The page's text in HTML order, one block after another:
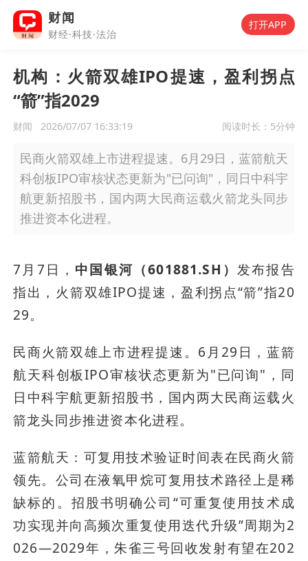
财闻
财经·科技·法治
打开APP
机构：火箭双雄IPO提速，盈利拐点
“箭”指2029
财闻 2026/07/07 16:33:19 阅读时长： 5分钟
民商火箭双雄上市进程提速。6月29日，蓝箭航天
科创板IPO审核状态更新为"已问询"，同日中科宇
航更新招股书，国内两大民商运载火箭龙头同步
推进资本化进程。
7月7日， 中国银河（601881.SH）发布报告
指出，火箭双雄IPO提速，盈利拐点“箭”指20
29。
民商火箭双雄上市进程提速。6月29日，蓝箭
航天科创板IPO审核状态更新为"已问询"，同
日中科宇航更新招股书，国内两大民商运载火
箭龙头同步推进资本化进程。
蓝箭航天：可复用技术验证时间表在民商火箭
领先。公司在液氧甲烷可复用技术路径上是稀
缺标的。招股书明确公司“可重复使用技术成
功实现并向高频次重复使用迭代升级”周期为2
026—2029年，朱雀三号回收发射有望在202